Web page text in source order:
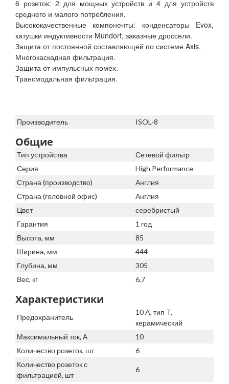
6 розеток: 2 для мощных устройств и 4 для устройств
среднего и малого потребления.
Высококачественные компоненты: конденсаторы Evox,
катушки индуктивности Mundorf, заказные дроссели.
Защита от постоянной составляющей по системе Axis.
Многокаскадная фильтрация.
Защита от импульсных помех.
Трансмодальная фильтрация.
Производитель ISOL-8
Общие
Тип устройства
Сетевой фильтр
Серия
High Performance
Страна (производство)
Англия
Страна (головной офис)
Англия
Цвет
серебристый
Гарантия
1 год
Высота, мм
85
Ширина, мм
444
Глубина, мм
305
Вес, кг
6,7
Характеристики
Предохранитель
10 A, тип T,
керамический
Максимальный ток, А
10
Количество розеток, шт
6
Количество розеток с
фильтрацией, шт
6